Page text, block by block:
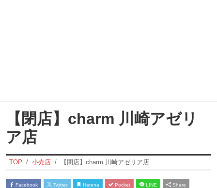
【閉店】charm 川崎アゼリ
ア店
TOP 小売店 【閉店】charm 川崎アゼリア店
Facebook Twitter Hatena Pocket LINE Share